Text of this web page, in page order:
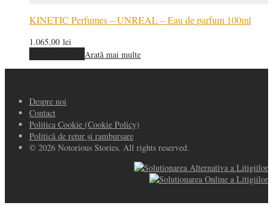
KINETIC Perfumes – UNREAL – Eau de parfum 100ml
1.065,00 lei
Arată mai multe
Despre noi
Contact
Politica Cookie (Cookie Policy)
Politică de retur și rambursare
© 2026 Notorious Stories. All rights reserved.